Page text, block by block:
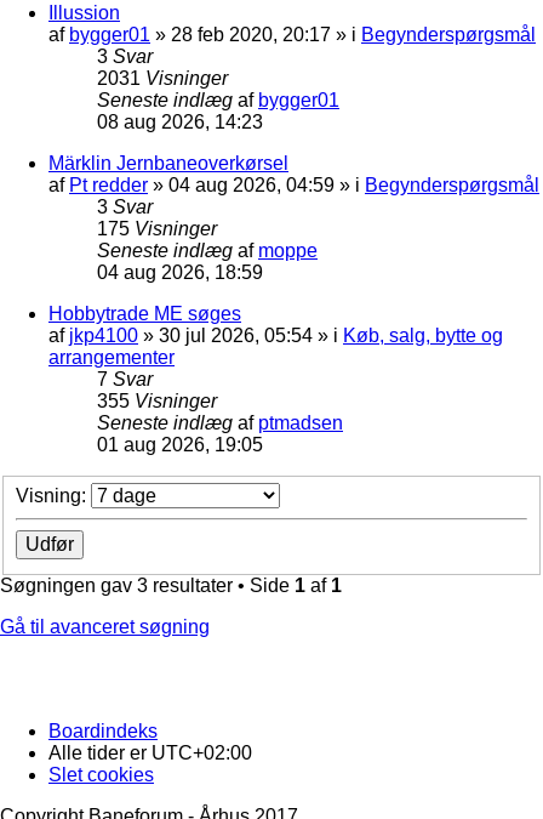
Illussion
af bygger01 » 28 feb 2020, 20:17 » i Begynderspørgsmål
3 Svar
2031 Visninger
Seneste indlæg af bygger01
08 aug 2026, 14:23
Märklin Jernbaneoverkørsel
af Pt redder » 04 aug 2026, 04:59 » i Begynderspørgsmål
3 Svar
175 Visninger
Seneste indlæg af moppe
04 aug 2026, 18:59
Hobbytrade ME søges
af jkp4100 » 30 jul 2026, 05:54 » i Køb, salg, bytte og
arrangementer
7 Svar
355 Visninger
Seneste indlæg af ptmadsen
01 aug 2026, 19:05
Visning:
Søgningen gav 3 resultater • Side 1 af 1
Gå til avanceret søgning
Boardindeks
Alle tider er UTC+02:00
Slet cookies